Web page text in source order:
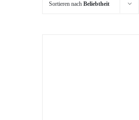
Sortieren nach Beliebtheit